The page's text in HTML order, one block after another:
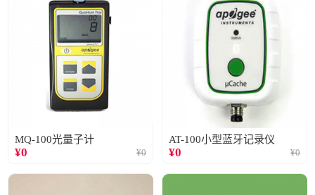
MQ-100光量子计
¥0 ¥0
AT-100小型蓝牙记录仪
¥0 ¥0